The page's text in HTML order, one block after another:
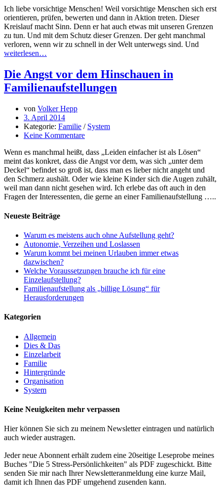
Ich liebe vorsichtige Menschen! Weil vorsichtige Menschen sich erst
orientieren, prüfen, bewerten und dann in Aktion treten. Dieser
Kreislauf macht Sinn. Denn er hat auch etwas mit unseren Grenzen
zu tun. Und mit dem Schutz dieser Grenzen. Der geht manchmal
verloren, wenn wir zu schnell in der Welt unterwegs sind. Und
weiterlesen…
Die Angst vor dem Hinschauen in
Familienaufstellungen
von Volker Hepp
3. April 2014
Kategorie: Familie / System
Keine Kommentare
Wenn es manchmal heißt, dass „Leiden einfacher ist als Lösen“
meint das konkret, dass die Angst vor dem, was sich „unter dem
Deckel“ befindet so groß ist, dass man es lieber nicht angeht und
den Schmerz aushält. Oder wie kleine Kinder sich die Augen zuhält,
weil man dann nicht gesehen wird. Ich erlebe das oft auch in den
Fragen der Interessenten, die gerne an einer Familienaufstellung …..
Neueste Beiträge
Warum es meistens auch ohne Aufstellung geht?
Autonomie, Verzeihen und Loslassen
Warum kommt bei meinen Urlauben immer etwas
dazwischen?
Welche Voraussetzungen brauche ich für eine
Einzelaufstellung?
Familienaufstellung als „billige Lösung“ für
Herausforderungen
Kategorien
Allgemein
Dies & Das
Einzelarbeit
Familie
Hintergründe
Organisation
System
Keine Neuigkeiten mehr verpassen
Hier können Sie sich zu meinem Newsletter eintragen und natürlich
auch wieder austragen.
Jeder neue Abonnent erhält zudem eine 20seitige Leseprobe meines
Buches "Die 5 Stress-Persönlichkeiten" als PDF zugeschickt. Bitte
senden Sie mir nach Ihrer Newsletteranmeldung eine kurze Mail,
damit ich Ihnen das PDF umgehend zusenden kann.